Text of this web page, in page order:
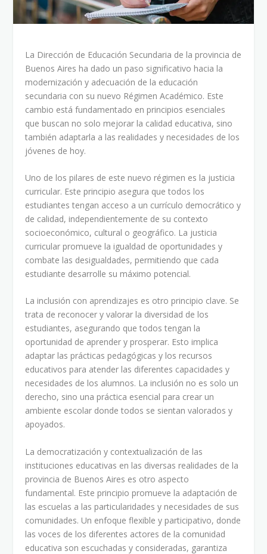
La Dirección de Educación Secundaria de la provincia de
Buenos Aires ha dado un paso significativo hacia la
modernización y adecuación de la educación
secundaria con su nuevo Régimen Académico. Este
cambio está fundamentado en principios esenciales
que buscan no solo mejorar la calidad educativa, sino
también adaptarla a las realidades y necesidades de los
jóvenes de hoy.
Uno de los pilares de este nuevo régimen es la justicia
curricular. Este principio asegura que todos los
estudiantes tengan acceso a un currículo democrático y
de calidad, independientemente de su contexto
socioeconómico, cultural o geográfico. La justicia
curricular promueve la igualdad de oportunidades y
combate las desigualdades, permitiendo que cada
estudiante desarrolle su máximo potencial.
La inclusión con aprendizajes es otro principio clave. Se
trata de reconocer y valorar la diversidad de los
estudiantes, asegurando que todos tengan la
oportunidad de aprender y prosperar. Esto implica
adaptar las prácticas pedagógicas y los recursos
educativos para atender las diferentes capacidades y
necesidades de los alumnos. La inclusión no es solo un
derecho, sino una práctica esencial para crear un
ambiente escolar donde todos se sientan valorados y
apoyados.
La democratización y contextualización de las
instituciones educativas en las diversas realidades de la
provincia de Buenos Aires es otro aspecto
fundamental. Este principio promueve la adaptación de
las escuelas a las particularidades y necesidades de sus
comunidades. Un enfoque flexible y participativo, donde
las voces de los diferentes actores de la comunidad
educativa son escuchadas y consideradas, garantiza